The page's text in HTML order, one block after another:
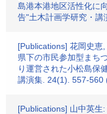
島港本港地区活性化に
告"土木計画学研究・
[Publications] 花岡史恵
県下の市民参加型まち
り運営された小松島保
講演集. 24(1). 557-560
[Publications] 山中英生